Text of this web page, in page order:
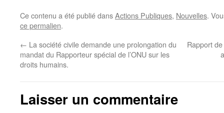
Ce contenu a été publié dansActions Publiques, Nouvelles.
ce permalien.
← La société civile demande une prolongation du
mandat du Rapporteur spécial de l’ONU sur les
droits humains.
Rapport
Laisser un commentaire